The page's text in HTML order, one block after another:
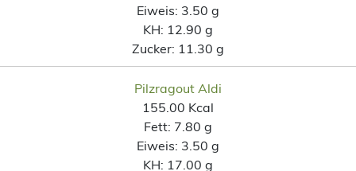
Eiweis: 3.50 g
KH: 12.90 g
Zucker: 11.30 g
Pilzragout Aldi
155.00 Kcal
Fett: 7.80 g
Eiweis: 3.50 g
KH: 17.00 g